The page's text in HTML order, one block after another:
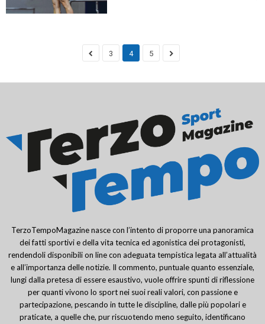
3 4 5
TerzoTempoMagazine nasce con l’intento di proporre una panoramica
dei fatti sportivi e della vita tecnica ed agonistica dei protagonisti,
rendendoli disponibili on line con adeguata tempistica legata all’attualità
e all’importanza delle notizie. Il commento, puntuale quanto essenziale,
lungi dalla pretesa di essere esaustivo, vuole offrire spunti di riflessione
per quanti vivono lo sport nei suoi reali valori, con passione e
partecipazione, pescando in tutte le discipline, dalle più popolari e
praticate, a quelle che, pur riscuotendo meno seguito, identificano